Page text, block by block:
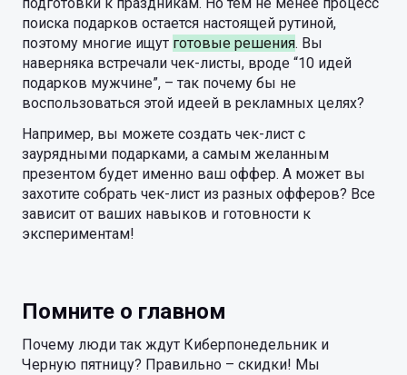
поиска подарков остается настоящей рутиной,
поэтому многие ищут готовые решения. Вы
наверняка встречали чек-листы, вроде “10 идей
подарков мужчине”, – так почему бы не
воспользоваться этой идеей в рекламных целях?
Например, вы можете создать чек-лист с
заурядными подарками, а самым желанным
презентом будет именно ваш оффер. А может вы
захотите собрать чек-лист из разных офферов? Все
зависит от ваших навыков и готовности к
экспериментам!
Помните о главном
Почему люди так ждут Киберпонедельник и
Черную пятницу? Правильно – скидки! Мы